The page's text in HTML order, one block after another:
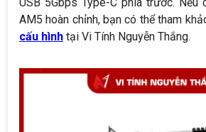
AM5 hoàn chỉnh, bạn có thể tham
cấu hình tại Vi Tính Nguyễn Thắng.